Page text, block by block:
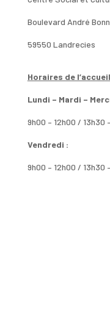
Boulevard André
59550 Landrecies
Horaires de
Lundi – Mardi –
9h00 – 12h00 / 13h30
Vendredi :
9h00 – 12h00 / 13h30